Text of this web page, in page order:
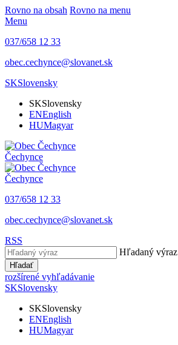
Rovno na obsah Rovno na menu
Menu
037/658 12 33
obec.cechynce@slovanet.sk
SKSlovensky
SKSlovensky
ENEnglish
HUMagyar
Čechynce
Čechynce
037/658 12 33
obec.cechynce@slovanet.sk
RSS
Hľadaný výraz
Hľadať
rozšírené vyhľadávanie
SKSlovensky
SKSlovensky
ENEnglish
HUMagyar